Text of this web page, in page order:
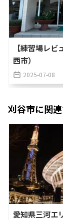
【練習場レ
西市）
2025-07-08
刈谷市に関
愛知県三河エ